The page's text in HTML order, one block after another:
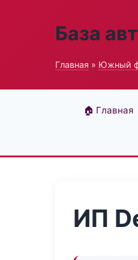
База
Главная » Южный
🏠 Главная
ИП